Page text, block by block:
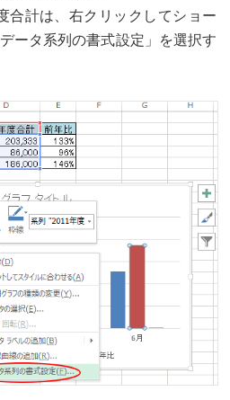
合計は、右クリックしてショー
ータ系列の書式設定」を選択す